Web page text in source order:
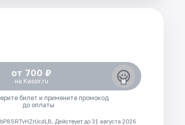
от 700 ₽
на Kassir.ru
билет и примените промокод
до оплаты
Действует до 31 августа 2026